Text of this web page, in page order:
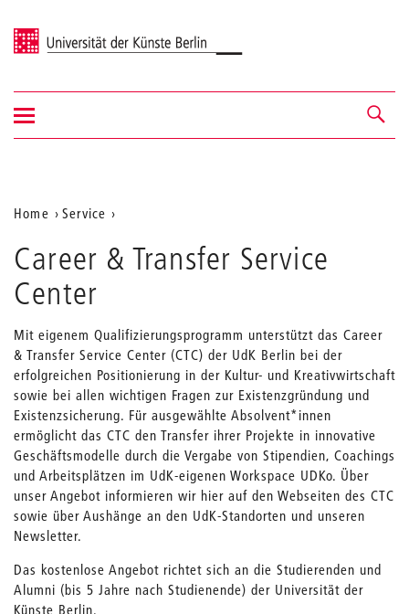
Universität der Künste Berlin
Navigation &
Navigation
ein-/ausblenden
Aktuelle
Position
auf
der
Webseite
Home Service
Career & Transfer Service
Center
Mit eigenem Qualifizierungsprogramm unterstützt das Career
& Transfer Service Center (CTC) der UdK Berlin bei der
erfolgreichen Positionierung in der Kultur- und Kreativwirtschaft
sowie bei allen wichtigen Fragen zur Existenzgründung und
Existenzsicherung. Für ausgewählte Absolvent*innen
ermöglicht das CTC den Transfer ihrer Projekte in innovative
Geschäftsmodelle durch die Vergabe von Stipendien, Coachings
und Arbeitsplätzen im UdK-eigenen Workspace UDKo. Über
unser Angebot informieren wir hier auf den Webseiten des CTC
sowie über Aushänge an den UdK-Standorten und unseren
Newsletter.
Das kostenlose Angebot richtet sich an die Studierenden und
Alumni (bis 5 Jahre nach Studienende) der Universität der
Künste Berlin.